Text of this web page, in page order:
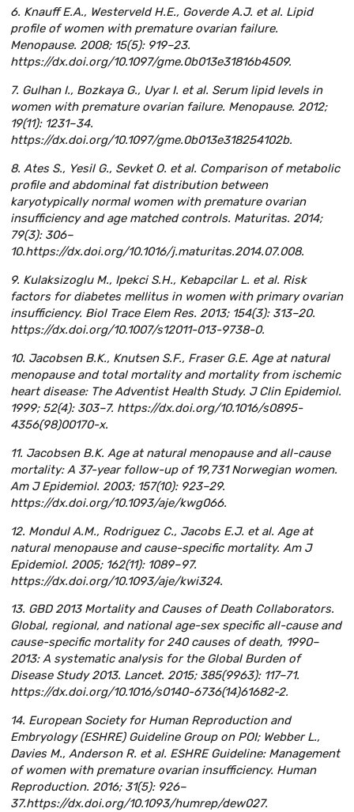
6. Knauff E.A., Westerveld H.E., Goverde A.J. et al. Lipid
profile of women with premature ovarian failure.
Menopause. 2008; 15(5): 919–23.
https://dx.doi.org/10.1097/gme.0b013e31816b4509.
7. Gulhan I., Bozkaya G., Uyar I. et al. Serum lipid levels in
women with premature ovarian failure. Menopause. 2012;
19(11): 1231–34.
https://dx.doi.org/10.1097/gme.0b013e318254102b.
8. Ates S., Yesil G., Sevket O. et al. Comparison of metabolic
profile and abdominal fat distribution between
karyotypically normal women with premature ovarian
insufficiency and age matched controls. Maturitas. 2014;
79(3): 306–
10.https://dx.doi.org/10.1016/j.maturitas.2014.07.008.
9. Kulaksizoglu M., Ipekci S.H., Kebapcilar L. et al. Risk
factors for diabetes mellitus in women with primary ovarian
insufficiency. Biol Trace Elem Res. 2013; 154(3): 313–20.
https://dx.doi.org/10.1007/s12011-013-9738-0.
10. Jacobsen B.K., Knutsen S.F., Fraser G.E. Age at natural
menopause and total mortality and mortality from ischemic
heart disease: The Adventist Health Study. J Clin Epidemiol.
1999; 52(4): 303–7. https://dx.doi.org/10.1016/s0895-
4356(98)00170-x.
11. Jacobsen B.K. Age at natural menopause and all-cause
mortality: A 37-year follow-up of 19,731 Norwegian women.
Am J Epidemiol. 2003; 157(10): 923–29.
https://dx.doi.org/10.1093/aje/kwg066.
12. Mondul A.M., Rodriguez C., Jacobs E.J. et al. Age at
natural menopause and cause-specific mortality. Am J
Epidemiol. 2005; 162(11): 1089–97.
https://dx.doi.org/10.1093/aje/kwi324.
13. GBD 2013 Mortality and Causes of Death Collaborators.
Global, regional, and national age-sex specific all-cause and
cause-specific mortality for 240 causes of death, 1990–
2013: A systematic analysis for the Global Burden of
Disease Study 2013. Lancet. 2015; 385(9963): 117–71.
https://dx.doi.org/10.1016/s0140-6736(14)61682-2.
14. European Society for Human Reproduction and
Embryology (ESHRE) Guideline Group on POI; Webber L.,
Davies M., Anderson R. et al. ESHRE Guideline: Management
of women with premature ovarian insufficiency. Human
Reproduction. 2016; 31(5): 926–
37.https://dx.doi.org/10.1093/humrep/dew027.